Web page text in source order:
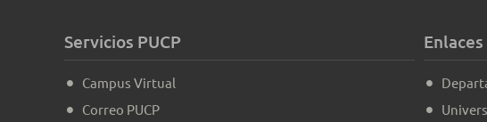
Servicios PUCP
Campus Virtual
Correo PUCP